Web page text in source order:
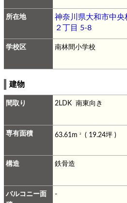
所在地
神奈川県大和市中央
２丁目 5-8
学校区 南林間小学校
建物
間取り 2LDK 南東向き
専有面積 63.61m2 ( 19.24坪 )
構造 鉄骨造
バルコニー面
-